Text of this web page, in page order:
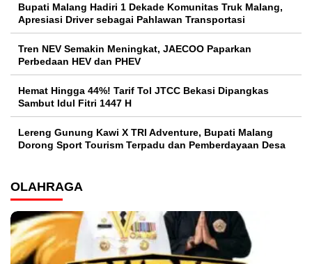
Bupati Malang Hadiri 1 Dekade Komunitas Truk Malang,
Apresiasi Driver sebagai Pahlawan Transportasi
Tren NEV Semakin Meningkat, JAECOO Paparkan
Perbedaan HEV dan PHEV
Hemat Hingga 44%! Tarif Tol JTCC Bekasi Dipangkas
Sambut Idul Fitri 1447 H
Lereng Gunung Kawi X TRI Adventure, Bupati Malang
Dorong Sport Tourism Terpadu dan Pemberdayaan Desa
OLAHRAGA